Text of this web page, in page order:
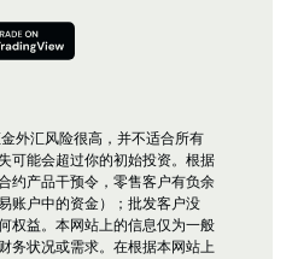
外汇风险很高，并不适合所有
可能会超过你的初始投资。根据
约产品干预令，零售客户有负余
账户中的资金）；批发客户没
权益。本网站上的信息仅为一般
务状况或需求。在根据本网站上